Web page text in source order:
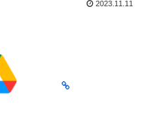
2023.11.11